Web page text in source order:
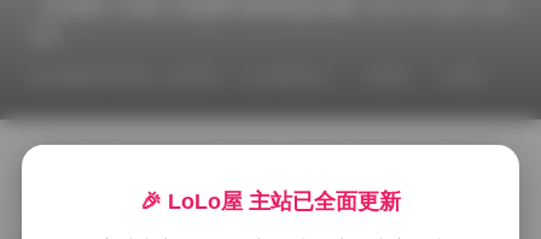
录下她在岛遇主题下的多组写真。海风轻拂着礁石，阳
光在海面上碎成金色的碎片，整个场景充满了自然的呼
🎉 LoLo屋 主站已全面更新